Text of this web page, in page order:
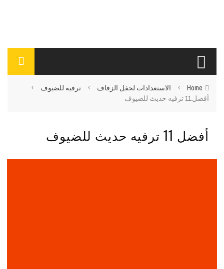
Home
› الاستعدادات لحفل الزفاف › ترفيه للضيوف ›
أفضل 11 ترفيه حديث للضيوف
أفضل 11 ترفيه حديث للضيوف